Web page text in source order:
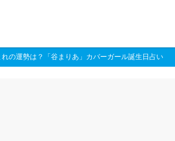
の運勢は？「谷まりあ」カバーガール誕生日占い